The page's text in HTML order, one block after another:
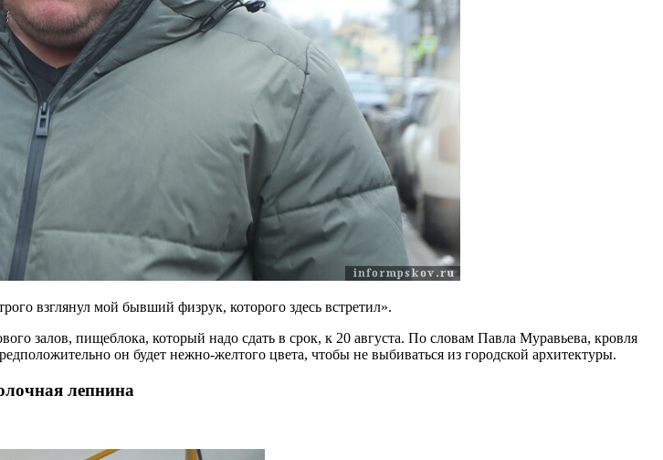
взглянул мой бывший физрук, которого здесь встретил».
залов, пищеблока, который надо сдать в срок, к 20 августа. По словам Павла Муравьева, кровля
он будет нежно-желтого цвета, чтобы не выбиваться из городской архитектуры.
лепнина